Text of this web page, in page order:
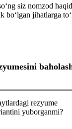
siz nomzod
jihatlarga
rezyume
yuborganmi?